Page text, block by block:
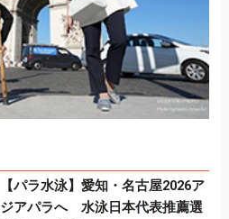
【パラ水泳】愛知・名古屋2026ア
ジアパラへ 水泳日本代表推薦選